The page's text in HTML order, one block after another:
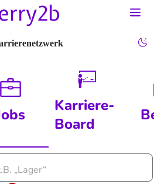
Karriere-
Board